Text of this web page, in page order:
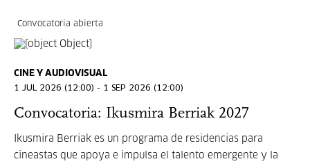
Convocatoria abierta
CINE Y AUDIOVISUAL
1 JUL 2026 (12:00) - 1 SEP 2026 (12:00)
Convocatoria: Ikusmira Berriak 2027
Ikusmira Berriak es un programa de residencias para
cineastas que apoya e impulsa el talento emergente y la